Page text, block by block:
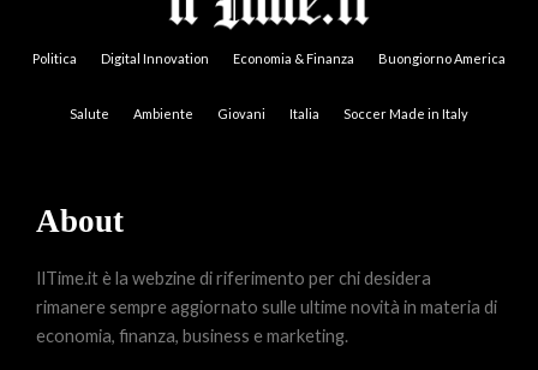
Politica Digital Innovation Economia & Finanza Buongiorno America
Salute Ambiente Giovani Italia Soccer Made in Italy
About
IlTime.it è la webzine di riferimento per chi desidera
rimanere sempre aggiornato sulle ultime novità in materia di
economia, finanza, business e marketing.